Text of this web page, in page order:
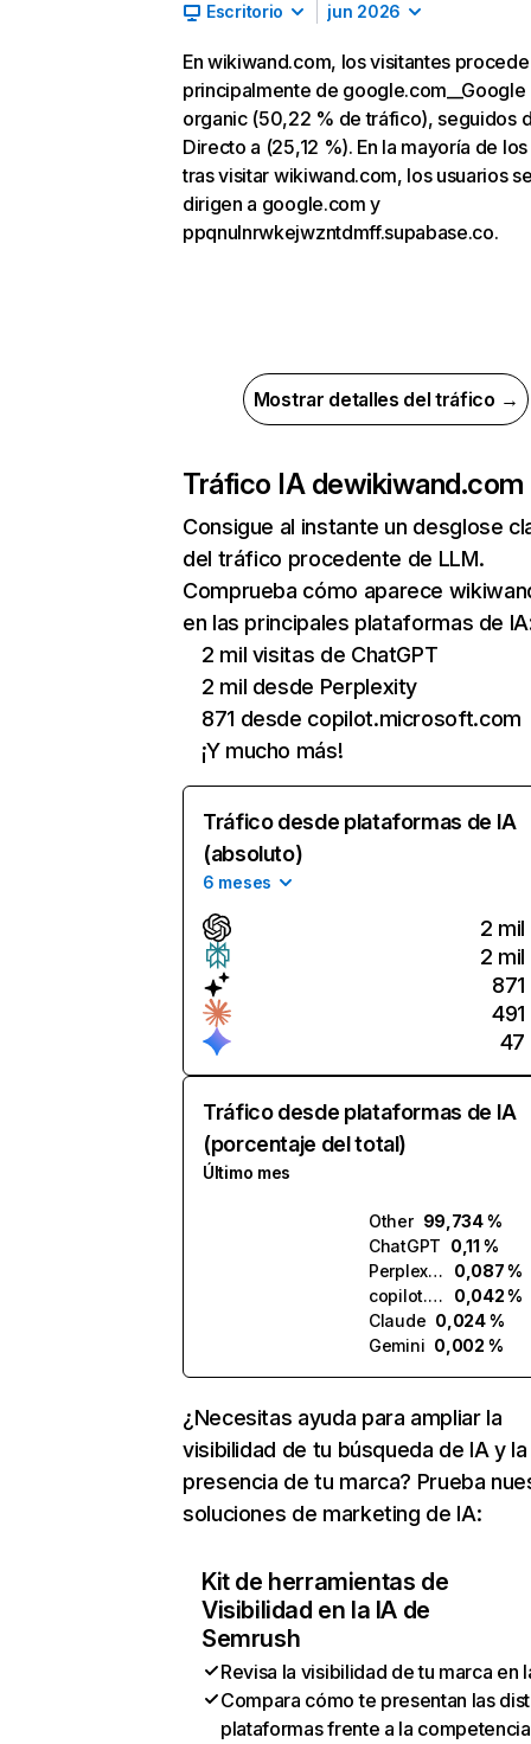
Escritorio jun 2026
En wikiwand.com, los visitantes
principalmente de google.com__Google
organic (50,22 % de tráfico), seguidos
Directo a (25,12 %). En la mayoría de
tras visitar wikiwand.com, los usuarios
dirigen a google.com y
ppqnulnrwkejwzntdmff.supabase.co.
Mostrar detalles del tráfico →
Tráfico IA dewikiwand.com
Consigue al instante un desglose
del tráfico procedente de LLM.
Comprueba cómo aparece
en las principales plataformas de
2 mil visitas de ChatGPT
2 mil desde Perplexity
871 desde copilot.microsoft.com
¡Y mucho más!
Tráfico desde plataformas de IA
(absoluto)
6 meses
2 mil
2 mil
871
491
47
Tráfico desde plataformas de IA
(porcentaje del total)
Último mes
Other 99,734 %
ChatGPT 0,11 %
Perplexity
0,087 %
copilot.microsoft.com
0,042 %
Claude 0,024 %
Gemini 0,002 %
¿Necesitas ayuda para ampliar la
visibilidad de tu búsqueda de IA y la
presencia de tu marca? Prueba
soluciones de marketing de IA:
Kit de herramientas de
Visibilidad en la IA de
Semrush
Revisa la visibilidad de tu marca en
Compara cómo te presentan las
plataformas frente a la competencia